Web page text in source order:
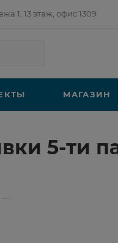
1, 13 этаж, офис 1309
МАГАЗИН
5-ти